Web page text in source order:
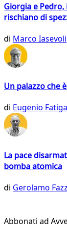
Giorgia e
rischiano di
di Marco Iasevoli
Un palazzo che
di Eugenio
La pace
bomba atomica
di Gerolamo
Abbonati ad